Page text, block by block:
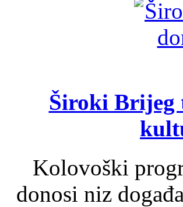
Široki Brijeg
Kolovoški
donosi niz